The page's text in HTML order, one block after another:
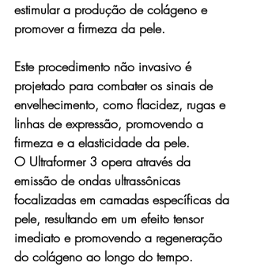
estimular a produção de colágeno e
promover a firmeza da pele.
Este procedimento não invasivo é
projetado para combater os sinais de
envelhecimento, como flacidez, rugas e
linhas de expressão, promovendo a
firmeza e a elasticidade da pele.
O Ultraformer 3 opera através da
emissão de ondas ultrassônicas
focalizadas em camadas específicas da
pele, resultando em um efeito tensor
imediato e promovendo a regeneração
do colágeno ao longo do tempo.